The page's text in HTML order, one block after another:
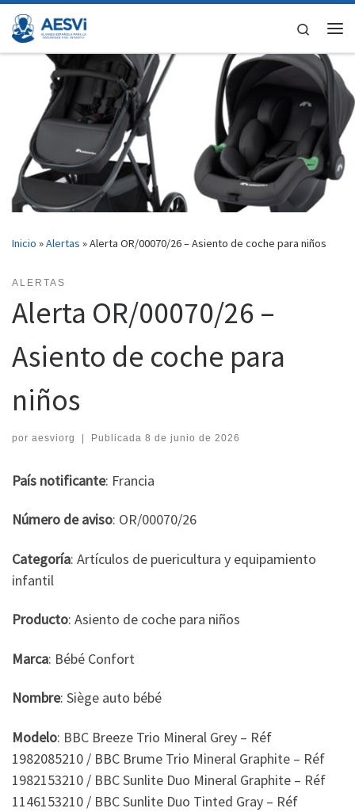
Saltar al contenido
Search
Inicio »Alertas »Alerta OR/00070/26 – Asiento de coche para niños
ALERTAS
Alerta OR/00070/26 –
Asiento de coche para
niños
por aesviorg | Publicada 8 de junio de 2026
País notificante: Francia
Número de aviso: OR/00070/26
Categoría: Artículos de puericultura y equipamiento
infantil
Producto: Asiento de coche para niños
Marca: Bébé Confort
Nombre: Siège auto bébé
Modelo: BBC Breeze Trio Mineral Grey – Réf
1982085210 / BBC Brume Trio Mineral Graphite – Réf
1982153210 / BBC Sunlite Duo Mineral Graphite – Réf
1146153210 / BBC Sunlite Duo Tinted Gray – Réf